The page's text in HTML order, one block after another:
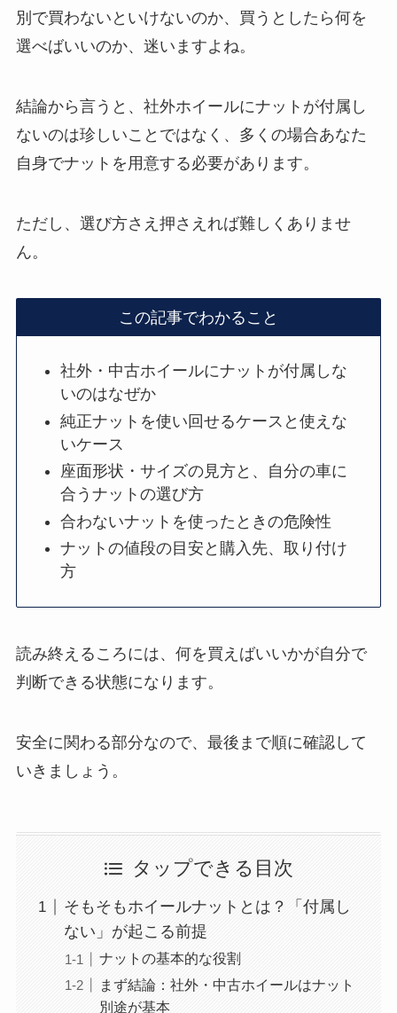
別で買わないといけないのか、買うとしたら何を
選べばいいのか、迷いますよね。
結論から言うと、社外ホイールにナットが付属し
ないのは珍しいことではなく、多くの場合あなた
自身でナットを用意する必要があります。
ただし、選び方さえ押さえれば難しくありませ
ん。
この記事でわかること
社外・中古ホイールにナットが付属しな
いのはなぜか
純正ナットを使い回せるケースと使えな
いケース
座面形状・サイズの見方と、自分の車に
合うナットの選び方
合わないナットを使ったときの危険性
ナットの値段の目安と購入先、取り付け
方
読み終えるころには、何を買えばいいかが自分で
判断できる状態になります。
安全に関わる部分なので、最後まで順に確認して
いきましょう。
タップできる目次
そもそもホイールナットとは？「付属し
ない」が起こる前提
ナットの基本的な役割
まず結論：社外・中古ホイールはナット
別途が基本